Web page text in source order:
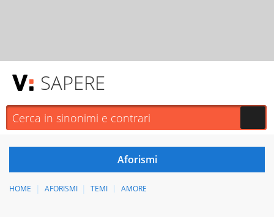
SAPERE
HOME AFORISMI TEMI AMORE